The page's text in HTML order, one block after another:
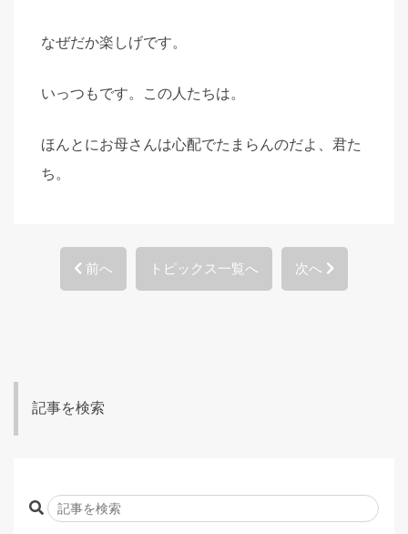
なぜだか楽しげです。
いっつもです。この人たちは。
ほんとにお母さんは心配でたまらんのだよ、君た
ち。
前へ トピックス一覧へ 次へ
記事を検索